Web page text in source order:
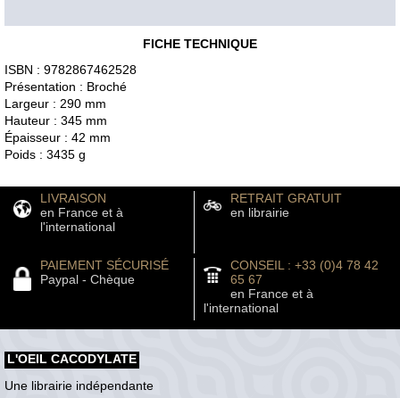
FICHE TECHNIQUE
ISBN : 9782867462528
Présentation : Broché
Largeur : 290 mm
Hauteur : 345 mm
Épaisseur : 42 mm
Poids : 3435 g
LIVRAISON
en France et à
l'international
RETRAIT GRATUIT
en librairie
PAIEMENT SÉCURISÉ
Paypal - Chèque
CONSEIL : +33 (0)4 78 42
65 67
en France et à
l'international
L'OEIL CACODYLATE
Une librairie indépendante